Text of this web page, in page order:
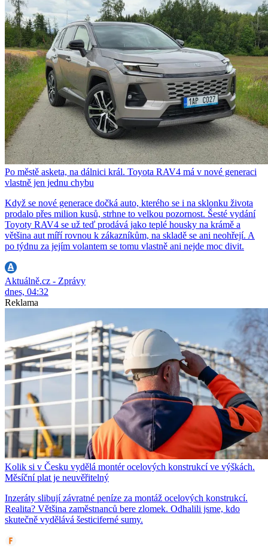
Po městě asketa, na dálnici král. Toyota RAV4 má v nové generaci
vlastně jen jednu chybu
Když se nové generace dočká auto, kterého se i na sklonku života
prodalo přes milion kusů, strhne to velkou pozornost. Šesté vydání
Toyoty RAV4 se už teď prodává jako teplé housky na krámě a
většina aut míří rovnou k zákazníkům, na skladě se ani neohřejí. A
po týdnu za jejím volantem se tomu vlastně ani nejde moc divit.
Aktuálně.cz - Zprávy
dnes, 04:32
Reklama
Kolik si v Česku vydělá montér ocelových konstrukcí ve výškách.
Měsíční plat je neuvěřitelný
Inzeráty slibují závratné peníze za montáž ocelových konstrukcí.
Realita? Většina zaměstnanců bere zlomek. Odhalili jsme, kdo
skutečně vydělává šesticiferné sumy.